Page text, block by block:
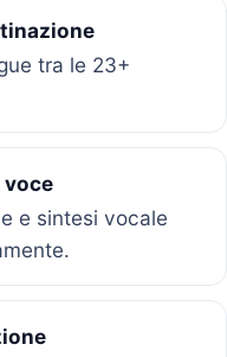
tra le 23+
voce
e sintesi vocale